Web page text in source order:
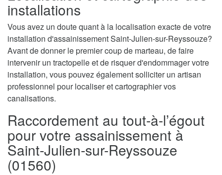
installations
Vous avez un doute quant à la localisation exacte de votre
installation d'assainissement Saint-Julien-sur-Reyssouze?
Avant de donner le premier coup de marteau, de faire
intervenir un tractopelle et de risquer d'endommager votre
installation, vous pouvez également solliciter un artisan
professionnel pour localiser et cartographier vos
canalisations.
Raccordement au tout-à-l’égout
pour votre assainissement à
Saint-Julien-sur-Reyssouze
(01560)